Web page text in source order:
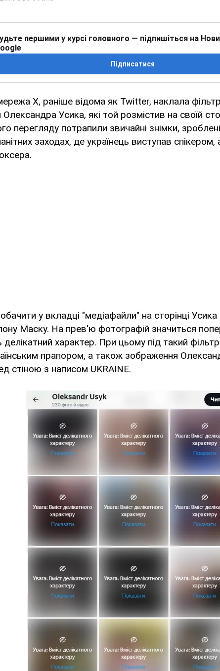
першими у курсі головного — підпишіться на
Підписатися
Х, раніше відома як Twitter, наклала
Усика, які той розмістив на своїй
перегляду потрапили звичайні знімки,
заходах, де українець виступав
у вкладці "медіафайли" на сторінці
Маску. На прев'ю фотографій значиться
характер. При цьому під такий
прапором, а також зображення
стіною з написом UKRAINE.